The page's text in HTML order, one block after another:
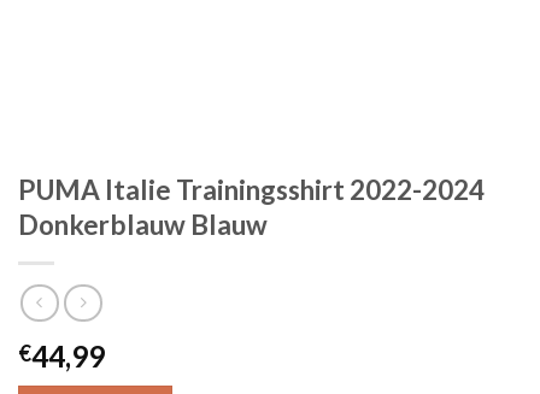
PUMA Italie Trainingsshirt 2022-2024
Donkerblauw Blauw
€44,99